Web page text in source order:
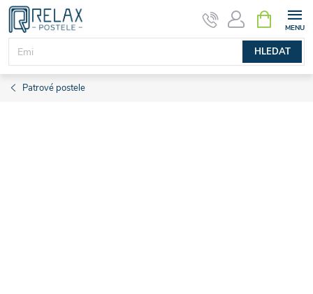
Přejít
obsah
HLEDAT
NÁKUPNÍ
KOŠÍK
Patrové postele